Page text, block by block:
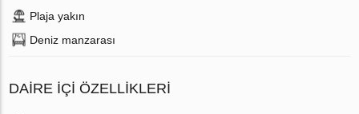
Plaja yakın
Deniz manzarası
DAIRE IÇI ÖZELLIKLERI